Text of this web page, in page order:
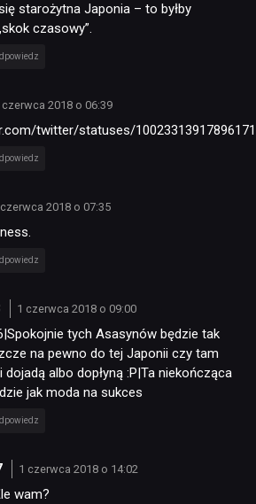
starożytna Japonia – to byłby
czasowy”.
czerwca 2018 o 06:39
twitter/statuses/
2018 o 07:35
1 czerwca 2018 o 09:00
tych Asasynów będzie tak
na pewno do tej Japonii czy tam
dojadą albo dopłyną :P|Ta niekończąca
jak moda na sukces
1 czerwca 2018 o 14:02
wam?